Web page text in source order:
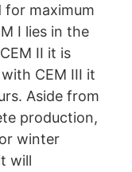
for maximum
I lies in the
II it is
CEM III it
Aside from
production,
winter
will
zablokovanie
o ochrane
MC-
uložených
nás kedykoľvek